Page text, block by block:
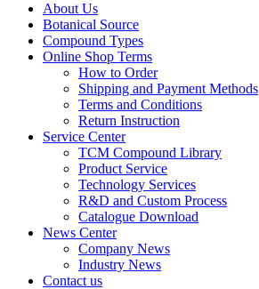
About Us
Botanical Source
Compound Types
Online Shop Terms
How to Order
Shipping and Payment Methods
Terms and Conditions
Return Instruction
Service Center
TCM Compound Library
Product Service
Technology Services
R&D and Custom Process
Catalogue Download
News Center
Company News
Industry News
Contact us